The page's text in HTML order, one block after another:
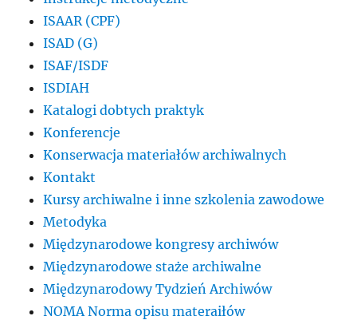
ISAAR (CPF)
ISAD (G)
ISAF/ISDF
ISDIAH
Katalogi dobtych praktyk
Konferencje
Konserwacja materiałów archiwalnych
Kontakt
Kursy archiwalne i inne szkolenia zawodowe
Metodyka
Międzynarodowe kongresy archiwów
Międzynarodowe staże archiwalne
Międzynarodowy Tydzień Archiwów
NOMA Norma opisu materaiłów